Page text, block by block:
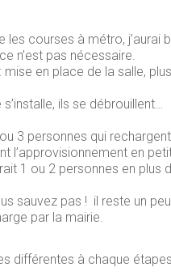
les courses à métro, j’aurai
n’est pas nécessaire.
mise en place de la salle,
ils se débrouillent…
3 personnes qui
l’approvisionnement en
1 ou 2 personnes en plus
sauvez pas ! il reste un
par la mairie.
différentes à chaque